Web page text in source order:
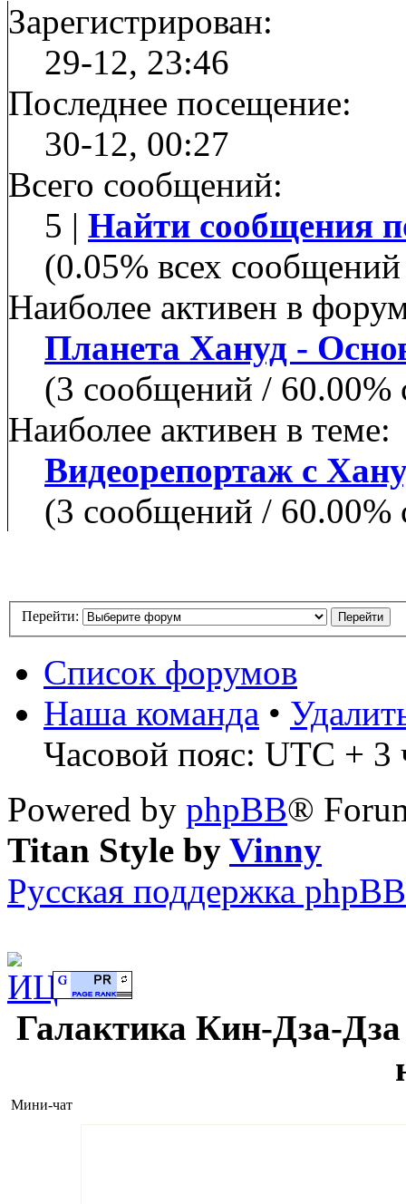
Зарегистрирован:
29-12, 23:46
Последнее посещение:
30-12, 00:27
Всего сообщений:
5 | Найти сообщения
(0.05% всех
Наиболее активен в
Планета Хануд -
(3 сообщений / 60.00%
Наиболее активен в теме:
Видеорепортаж с
(3 сообщений / 60.00%
Перейти:
Список форумов
Наша команда •
Часовой пояс: UTC + 3
Powered by phpBB®
Titan Style by Vinny
Русская поддержка phpBB
Галактика Кин-Дза-Дза
Мини-чат